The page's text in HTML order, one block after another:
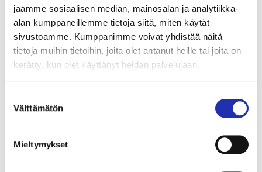
jaamme sosiaalisen median, mainosalan ja analytiikka-
alan kumppaneillemme tietoja siitä, miten käytät
sivustoamme. Kumppanimme voivat yhdistää näitä
tietoja muihin tietoihin, joita olet antanut heille tai joita on
kerätty, kun olet käyttänyt heidän palvelujaan.
valinta
Välttämätön
Mieltymykset
Saako konsertissa
valokuvata?
lastenhoi­to­huo­netta?
Onko Tampere-ta­lossa